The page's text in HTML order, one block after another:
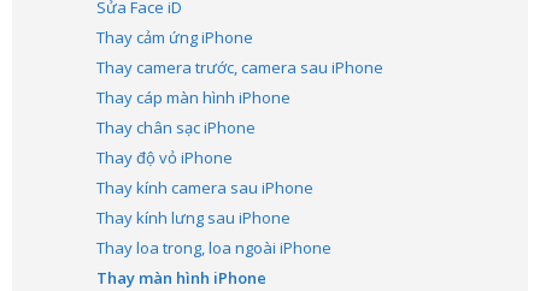
Sửa Face iD
Thay cảm ứng iPhone
Thay camera trước, camera sau iPhone
Thay cáp màn hình iPhone
Thay chân sạc iPhone
Thay độ vỏ iPhone
Thay kính camera sau iPhone
Thay kính lưng sau iPhone
Thay loa trong, loa ngoài iPhone
Thay màn hình iPhone